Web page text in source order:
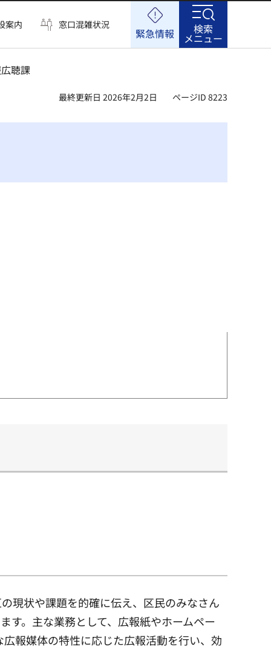
案内 窓口混雑状況
緊急情報 検索
メニュー
聴課
最終更新日 2026年2月2日 ページID 8223
現状や課題を的確に伝え、区民のみなさん
す。主な業務として、広報紙やホームペー
報媒体の特性に応じた広報活動を行い、効